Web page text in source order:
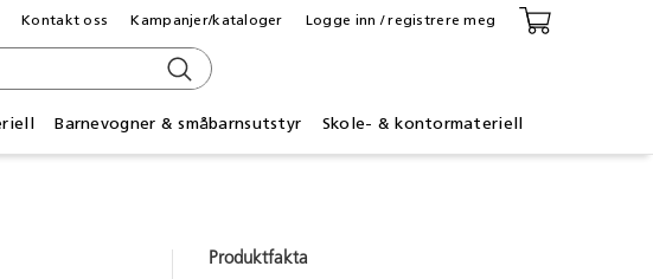
Barnevogner & småbarnsutstyr Skole- & kontormateriell
Kontakt oss Kampanjer/kataloger Logge inn / registrere meg
Produktfakta